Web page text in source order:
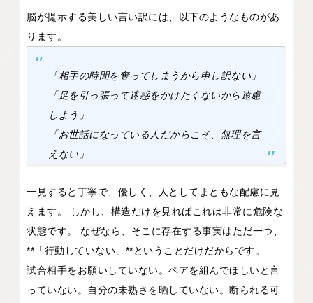
脳が提示する美しい言い訳には、以下のようなものがあ
ります。
「相手の時間を奪ってしまうから申し訳ない」
「足を引っ張って迷惑をかけたくないから遠慮
しよう」
「お世話になっている人だからこそ、無理を言
えない」
一見すると丁寧で、優しく、人としてまともな配慮に見
えます。 しかし、構造だけを見ればこれは非常に危険な
状態です。 なぜなら、そこに存在する事実はただ一つ、
**「行動していない」**ということだけだからです。
試合相手をお願いしていない。ペアを組んでほしいと言
っていない。自分の未熟さを晒していない。断られる可